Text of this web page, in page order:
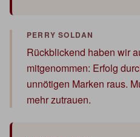
Rückblickend haben wir
mitgenommen: Erfolg
unnötigen Marken raus.
mehr zutrauen.